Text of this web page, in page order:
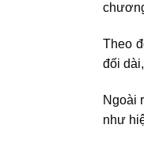
Theo
đối
Ngoài
như